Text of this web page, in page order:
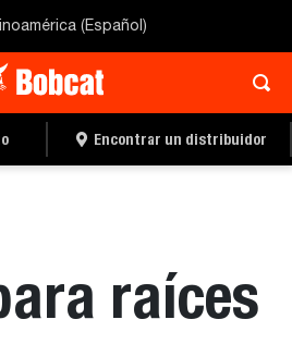
(Español)
Encontrar un distribuidor
raíces
LOCALIZAR UN